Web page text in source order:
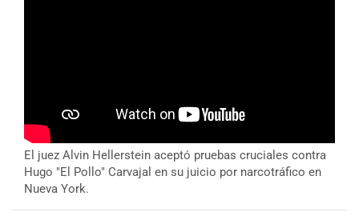
El juez Alvin Hellerstein aceptó pruebas cruciales contra
Hugo "El Pollo" Carvajal en su juicio por narcotráfico en
Nueva York.